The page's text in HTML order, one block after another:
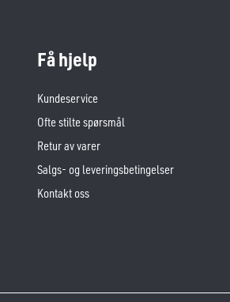
Få hjelp
Kundeservice
Ofte stilte spørsmål
Retur av varer
Salgs- og leveringsbetingelser
Kontakt oss